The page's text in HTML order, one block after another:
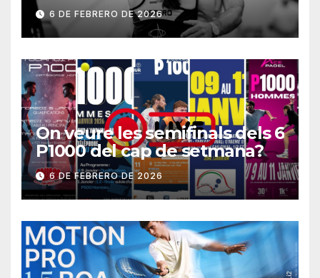
6 DE FEBRERO DE 2026
On veure les semifinals dels 6
P1000 del cap de setmana?
6 DE FEBRERO DE 2026